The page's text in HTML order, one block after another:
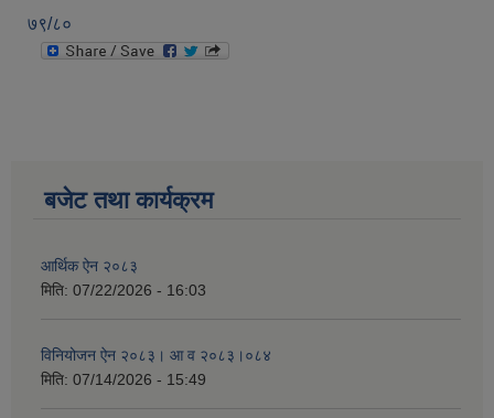
७९/८०
बजेट तथा कार्यक्रम
आर्थिक ऐन २०८३
मिति: 07/22/2026 - 16:03
विनियोजन ऐन २०८३। आ व २०८३।०८४
मिति: 07/14/2026 - 15:49